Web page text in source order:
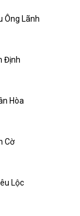
Ông Lãnh
Định
Hòa
Cờ
Lộc